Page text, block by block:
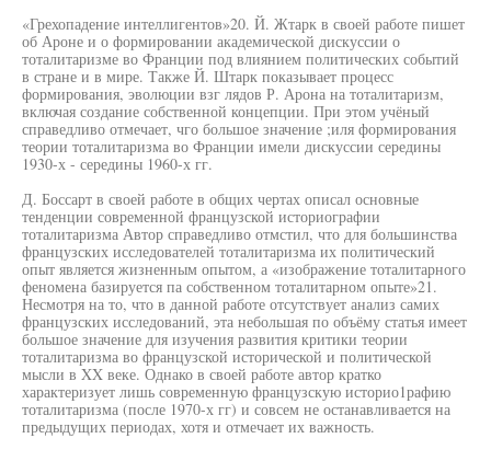
«Грехопадение интеллигентов»20. Й. Жтарк в своей работе пишет
об Ароне и о формировании академической дискуссии о
тоталитаризме во Франции под влиянием политических событий
в стране и в мире. Также Й. Штарк показывает процесс
формирования, эволюции взг лядов Р. Арона на тоталитаризм,
включая создание собственной концепции. При этом учёный
справедливо отмечает, чго большое значение ;иля формирования
теории тоталитаризма во Франции имели дискуссии середины
1930-х - середины 1960-х гг.
Д. Боссарт в своей работе в общих чертах описал основные
тенденции современной французской историографии
тоталитаризма Автор справедливо отмстил, что для большинства
французских исследователей тоталитаризма их политический
опыт является жизненным опытом, а «изображение тоталитарного
феномена базируется па собственном тоталитарном опыте»21.
Несмотря на то, что в данной работе отсутствует анализ самих
французских исследований, эта небольшая по объёму статья имеет
большое значение для изучения развития критики теории
тоталитаризма во французской исторической и политической
мысли в XX веке. Однако в своей работе автор кратко
характеризует лишь современную французскую историо1рафию
тоталитаризма (после 1970-х гг) и совсем не останавливается на
предыдущих периодах, хотя и отмечает их важность.